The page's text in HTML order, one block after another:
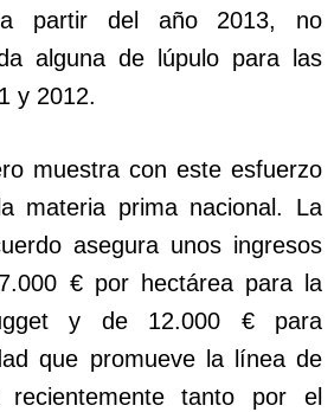
partir del año 2013, no
alguna de lúpulo para las
y 2012.
muestra con este esfuerzo
materia prima nacional. La
asegura unos ingresos
€ por hectárea para la
y de 12.000 € para
que promueve la línea de
recientemente tanto por el